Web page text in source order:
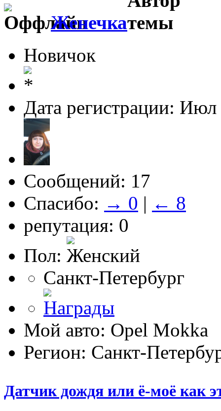
Женечка
Новичок
Дата регистрации:
Сообщений: 17
Спасибо: → 0 | ← 8
репутация: 0
Пол:
Санкт-Петербург
Мой авто: Оpel Mokka
Регион: Санкт-
Датчик дождя или ё-моё как